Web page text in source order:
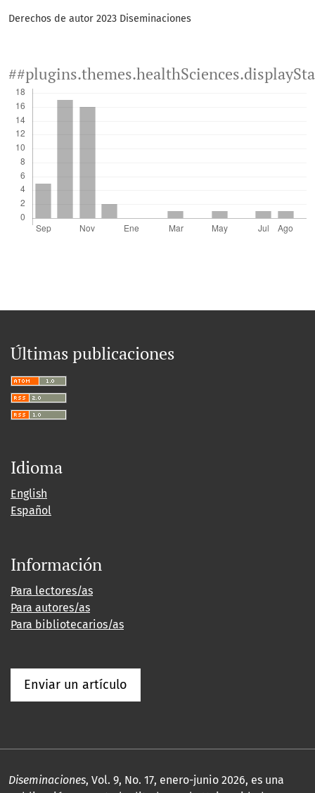
Derechos de autor 2023 Diseminaciones
Últimas publicaciones
Idioma
English
Español
Información
Para lectores/as
Para autores/as
Para bibliotecarios/as
Enviar un artículo
Diseminaciones, Vol. 9, No. 17, enero-junio 2026, es una